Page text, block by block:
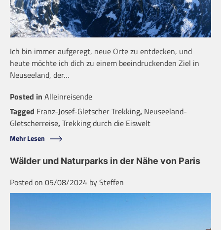
Ich bin immer aufgeregt, neue Orte zu entdecken, und
heute möchte ich dich zu einem beeindruckenden Ziel in
Neuseeland, der…
Posted in Alleinreisende
Tagged Franz-Josef-Gletscher Trekking, Neuseeland-
Gletscherreise,Trekking durch die Eiswelt
Mehr Lesen
Wälder und Naturparks in der Nähe von Paris
Posted on 05/08/2024 bySteffen